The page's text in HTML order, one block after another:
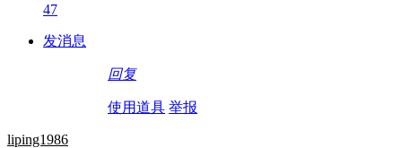
47
发消息
回复
使用道具 举报
liping1986